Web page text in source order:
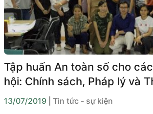
Tập huấn An toàn số cho
hội: Chính sách, Pháp lý và
13/07/2019
| Tin tức - sự kiện